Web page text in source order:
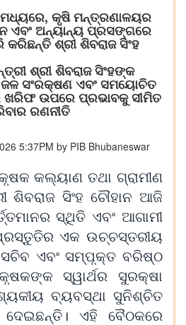
ମଧ୍ୟରେ, କୃଷି ମନ୍ତ୍ରଣାଳୟର
ଏବଂ ଅନ୍ୟାନ୍ୟ ପ୍ରସଙ୍ଗରେ
କରିଛନ୍ତି ଶ୍ରୀ ଶିବରାଜ ସିଂହ
ଶ୍ରୀ ଶିବରାଜ ସିଂହଙ୍କ
ସଂରକ୍ଷଣ ଏବଂ ସମୟୋଚିତ
ଉପରେ ପ୍ରଭାବକୁ ସୀମିତ
ରଣନୀତି
2026 5:37PM by PIB Bhubaneswar
କଲ୍ୟାଣ ତଥା ଗ୍ରାମୀଣ
ଶିବରାଜ ସିଂହ ଚୌହାନ ଆଜି
ସ୍ଥିତି ଏବଂ ଆଗାମୀ
ଏକ ଉଚ୍ଚସ୍ତରୀୟ
ଏବଂ ସମ୍ପୃକ୍ତ ବରିଷ୍ଠ
ସ୍ୱାର୍ଥର ସୁରକ୍ଷା
ବ୍ୟବସ୍ଥା ସୁନିଶ୍ଚିତ
ଦେଇଛନ୍ତି। ଏହି ବୈଠକରେ